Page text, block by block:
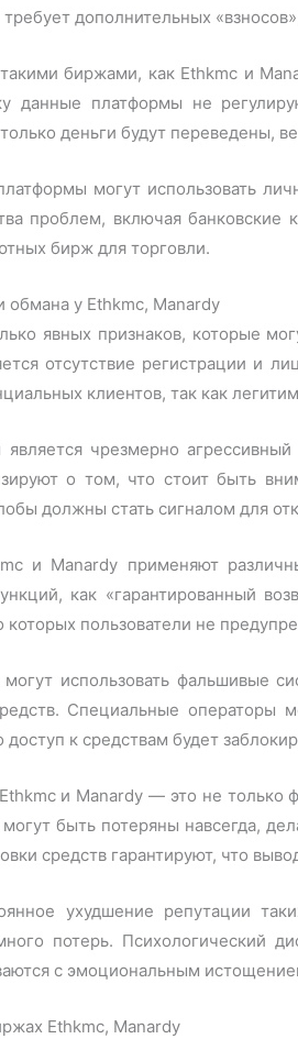
дополнительных
биржами, как Ethkmc и
данные платформы не
деньги будут переведены,
могут использовать
проблем, включая
бирж для торговли.
обмана у Ethkmc, Manardy
явных признаков, которые
отсутствие регистрации и
клиентов, так как
чрезмерно
о том, что стоит быть
должны стать сигналом для
и Manardy применяют
как «гарантированный
которых пользователи не
использовать фальшивые
Специальные операторы
к средствам будет
и Manardy — это не
быть потеряны навсегда,
средств гарантируют, что
ухудшение репутации
потерь.
с эмоциональным
Ethkmc, Manardy